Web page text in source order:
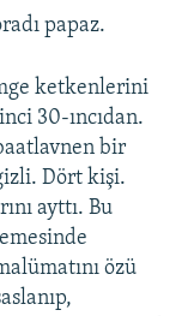
papaz.
ketkenlerini
30-ıncıdan.
bir
Dört kişi.
ayttı. Bu
özü